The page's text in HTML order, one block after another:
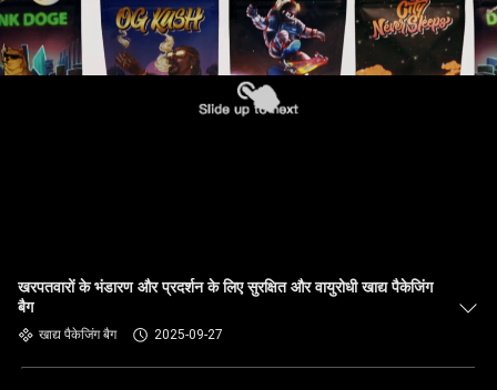
खरपतवारों के भंडारण और प्रदर्शन के लिए सुरक्षित और वायुरोधी खाद्य पैकेजिंग
बैग
खाद्य पैकेजिंग बैग 2025-09-27